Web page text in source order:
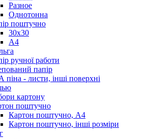
Разное
Однотонна
поштучно
30х30
А4
ручної работи
папір
піна - листи, інші поверхні
картону
поштучно
Картон поштучно, А4
Картон поштучно, інші розміри